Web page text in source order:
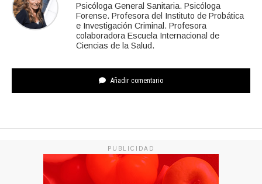
Psicóloga General Sanitaria. Psicóloga
Forense. Profesora del Instituto de Probática
e Investigación Criminal. Profesora
colaboradora Escuela Internacional de
Ciencias de la Salud.
Añadir comentario
PUBLICIDAD